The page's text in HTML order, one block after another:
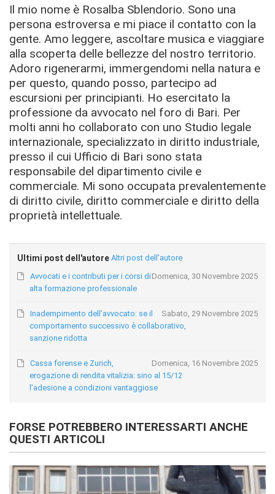
Il mio nome è Rosalba Sblendorio. Sono una
persona estroversa e mi piace il contatto con la
gente. Amo leggere, ascoltare musica e viaggiare
alla scoperta delle bellezze del nostro territorio.
Adoro rigenerarmi, immergendomi nella natura e
per questo, quando posso, partecipo ad
escursioni per principianti. Ho esercitato la
professione da avvocato nel foro di Bari. Per
molti anni ho collaborato con uno Studio legale
internazionale, specializzato in diritto industriale,
presso il cui Ufficio di Bari sono stata
responsabile del dipartimento civile e
commerciale. Mi sono occupata prevalentemente
di diritto civile, diritto commerciale e diritto della
proprietà intellettuale.
Ultimi post dell'autore Altri post dell'autore
Domenica, 30 Novembre 2025
Avvocati e i contributi per i corsi di
alta formazione professionale
Sabato, 29 Novembre 2025
Inadempimento dell’avvocato: se il
comportamento successivo è collaborativo,
sanzione ridotta
Domenica, 16 Novembre 2025
Cassa forense e Zurich,
erogazione di rendita vitalizia: sino al 15/12
l’adesione a condizioni vantaggiose
FORSE POTREBBERO INTERESSARTI ANCHE
QUESTI ARTICOLI